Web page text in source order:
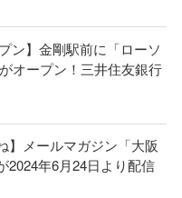
ン】金剛駅前に「ローソ
オープン！三井住友銀行
】メールマガジン「大阪
2024年6月24日より配信